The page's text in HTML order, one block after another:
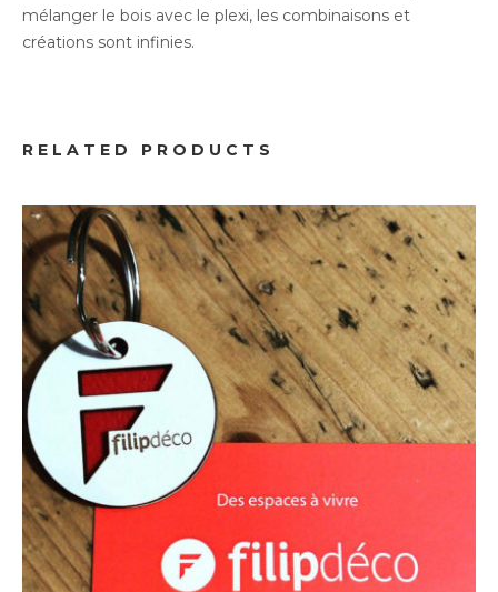
mélanger le bois avec le plexi, les combinaisons et
créations sont infinies.
RELATED PRODUCTS